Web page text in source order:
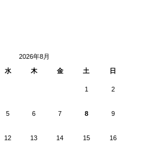
2026年8月
水 木 金 土 日
1 2
5 6 7 8 9
12 13 14 15 16